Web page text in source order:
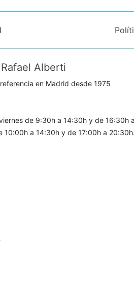
Alberti
en Madrid desde 1975
de 9:30h a 14:30h y de 16:30h
10:00h a 14:30h y de 17:00h a 20:30h.